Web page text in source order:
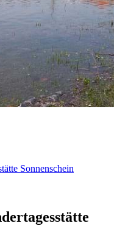
Sonnenschein